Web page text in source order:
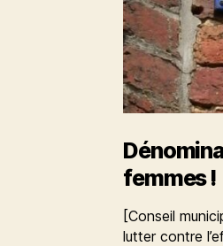
femmes !
[Conseil
lutter contre